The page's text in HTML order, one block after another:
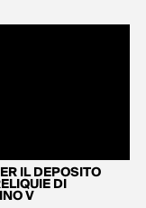
IL DEPOSITO
DI
V